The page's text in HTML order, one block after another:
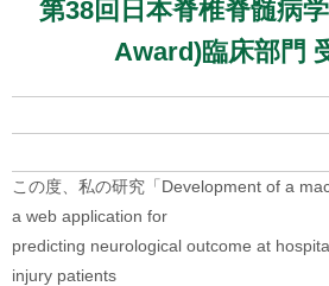
第38回日本脊椎脊髄病
Award)臨床部門
この度、私の研究「Development of a
a web application for
predicting neurological outcome at
injury patients